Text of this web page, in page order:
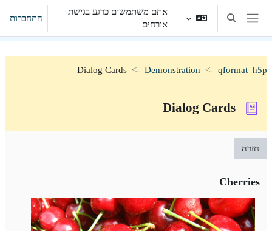
דילוג לתוכן הראשי
חלון סקירה צדדי
הצגה או הסתרה של קלט חיפוש
אתם משתמשים כרגע בגישת
אורחים
התחברות
qformat_h5p
Demonstration
Dialog Cards
Dialog Cards
חזרה
Cherries